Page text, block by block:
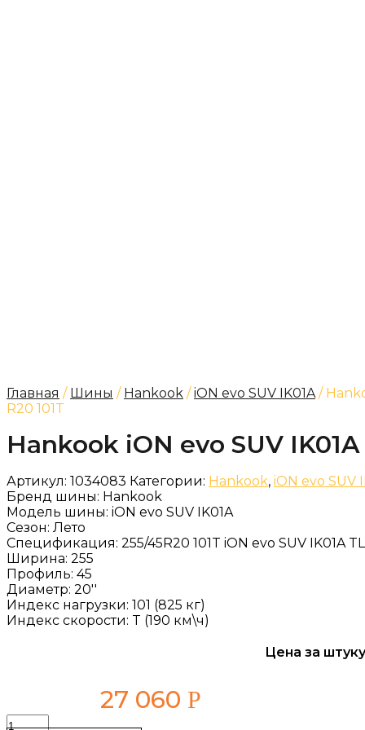
Главная / Шины / Hankook /iON evo SUV IK01A/
R20 101T
Hankook iON evo SUV IK01A
Артикул: 1034083 Категории: Hankook, iON evo SUV
Бренд шины: Hankook
Модель шины: iON evo SUV IK01A
Сезон: Лето
Спецификация: 255/45R20 101T iON evo SUV IK01A TL
Ширина: 255
Профиль: 45
Диаметр: 20''
Индекс нагрузки: 101 (825 кг)
Индекс скорости: T (190 км\ч)
Цена за
27 060 Р
Количество